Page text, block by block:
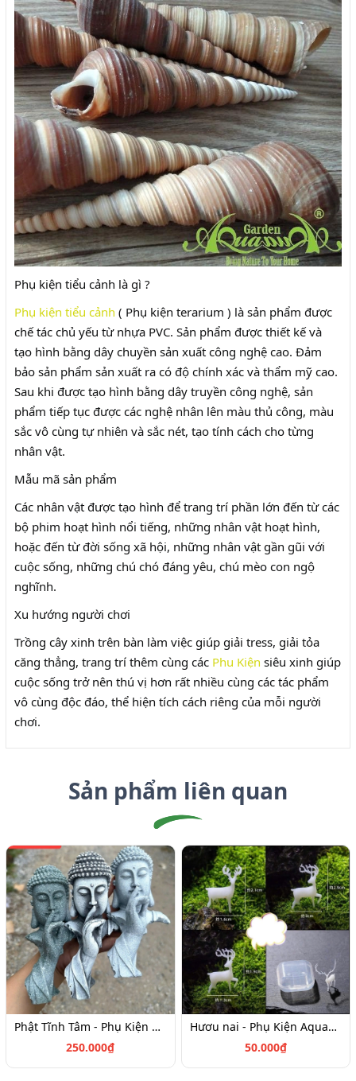
Phụ kiện tiểu cảnh là gì ?
Phụ kiện tiểu cảnh ( Phụ kiện terarium ) là sản phẩm được
chế tác chủ yếu từ nhựa PVC. Sản phẩm được thiết kế và
tạo hình bằng dây chuyền sản xuất công nghệ cao. Đảm
bảo sản phẩm sản xuất ra có độ chính xác và thẩm mỹ cao.
Sau khi được tạo hình bằng dây truyền công nghệ, sản
phẩm tiếp tục được các nghệ nhân lên màu thủ công, màu
sắc vô cùng tự nhiên và sắc nét, tạo tính cách cho từng
nhân vật.
Mẫu mã sản phẩm
Các nhân vật được tạo hình để trang trí phần lớn đến từ các
bộ phim hoạt hình nổi tiếng, những nhân vật hoạt hình,
hoặc đến từ đời sống xã hội, những nhân vật gần gũi với
cuộc sống, những chú chó đáng yêu, chú mèo con ngộ
nghĩnh.
Xu hướng người chơi
Trồng cây xinh trên bàn làm việc giúp giải tress, giải tỏa
căng thẳng, trang trí thêm cùng các Phu Kiện siêu xinh giúp
cuộc sống trở nên thú vị hơn rất nhiều cùng các tác phẩm
vô cùng độc đáo, thể hiện tích cách riêng của mỗi người
chơi.
Sản phẩm liên quan
Phật Tĩnh Tâm - Phụ Kiện Aquagarden
250.000₫
Hươu nai - Phụ Kiện Aquagarden
50.000₫